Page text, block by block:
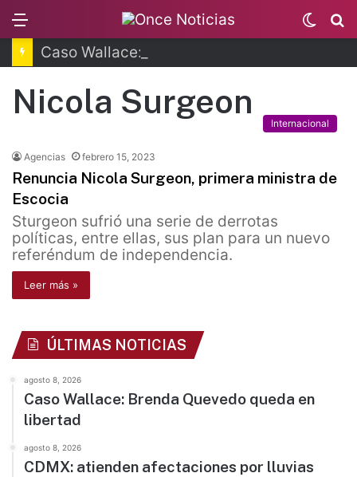
Switch
skin
Nicola Surgeon
Internacional
Agencias febrero 15, 2023
Renuncia Nicola Surgeon, primera ministra de
Escocia
Sturgeon sufrió una serie de derrotas
políticas, entre ellas, sus plan para un nuevo
referéndum de independencia.
Leer más »
ÚLTIMAS NOTICIAS
agosto 8, 2026
Caso Wallace: Brenda Quevedo queda en
libertad
agosto 8, 2026
CDMX: atienden afectaciones por lluvias